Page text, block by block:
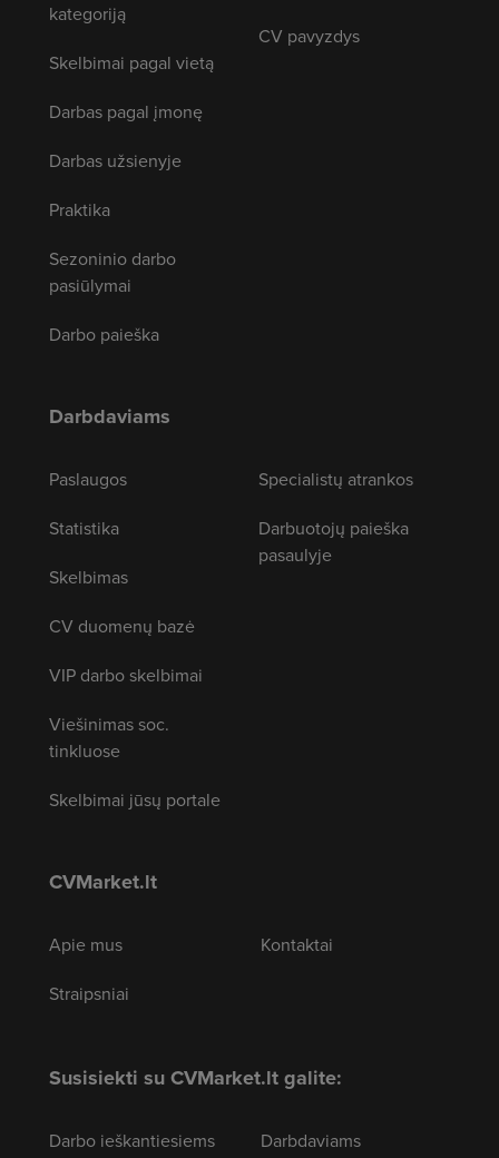
kategoriją
Skelbimai pagal vietą
Darbas pagal įmonę
Darbas užsienyje
Praktika
Sezoninio darbo
pasiūlymai
Darbo paieška
CV pavyzdys
Darbdaviams
Paslaugos
Statistika
Skelbimas
CV duomenų bazė
VIP darbo skelbimai
Viešinimas soc.
tinkluose
Skelbimai jūsų portale
Specialistų atrankos
Darbuotojų paieška
pasaulyje
CVMarket.lt
Apie mus
Straipsniai
Kontaktai
Susisiekti su CVMarket.lt galite:
Darbo ieškantiesiems Darbdaviams